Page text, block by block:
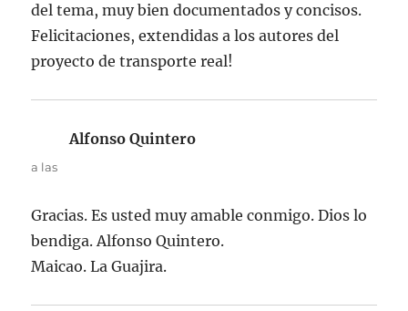
del tema, muy bien documentados y concisos.
Felicitaciones, extendidas a los autores del
proyecto de transporte real!
Alfonso Quintero
a las
Gracias. Es usted muy amable conmigo. Dios lo
bendiga. Alfonso Quintero.
Maicao. La Guajira.